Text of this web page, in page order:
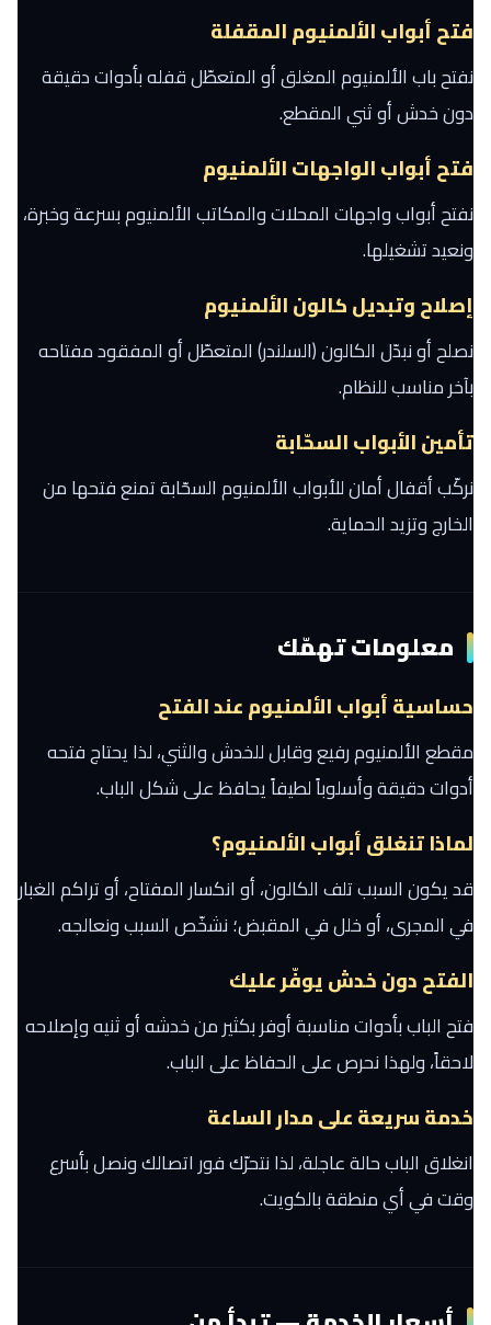
فتح أبواب الألمنيوم المقفلة
نفتح باب الألمنيوم المغلق أو المتعطّل قفله بأدوات دقيقة
دون خدش أو ثني المقطع.
فتح أبواب الواجهات الألمنيوم
نفتح أبواب واجهات المحلات والمكاتب الألمنيوم بسرعة وخبرة،
ونعيد تشغيلها.
إصلاح وتبديل كالون الألمنيوم
نصلح أو نبدّل الكالون (السلندر) المتعطّل أو المفقود مفتاحه
بآخر مناسب للنظام.
تأمين الأبواب السحّابة
نركّب أقفال أمان للأبواب الألمنيوم السحّابة تمنع فتحها من
الخارج وتزيد الحماية.
معلومات تهمّك
حساسية أبواب الألمنيوم عند الفتح
مقطع الألمنيوم رفيع وقابل للخدش والثني، لذا يحتاج فتحه
أدوات دقيقة وأسلوباً لطيفاً يحافظ على شكل الباب.
لماذا تنغلق أبواب الألمنيوم؟
قد يكون السبب تلف الكالون، أو انكسار المفتاح، أو تراكم الغبار
في المجرى، أو خلل في المقبض؛ نشخّص السبب ونعالجه.
الفتح دون خدش يوفّر عليك
فتح الباب بأدوات مناسبة أوفر بكثير من خدشه أو ثنيه وإصلاحه
لاحقاً، ولهذا نحرص على الحفاظ على الباب.
خدمة سريعة على مدار الساعة
انغلاق الباب حالة عاجلة، لذا نتحرّك فور اتصالك ونصل بأسرع
وقت في أي منطقة بالكويت.